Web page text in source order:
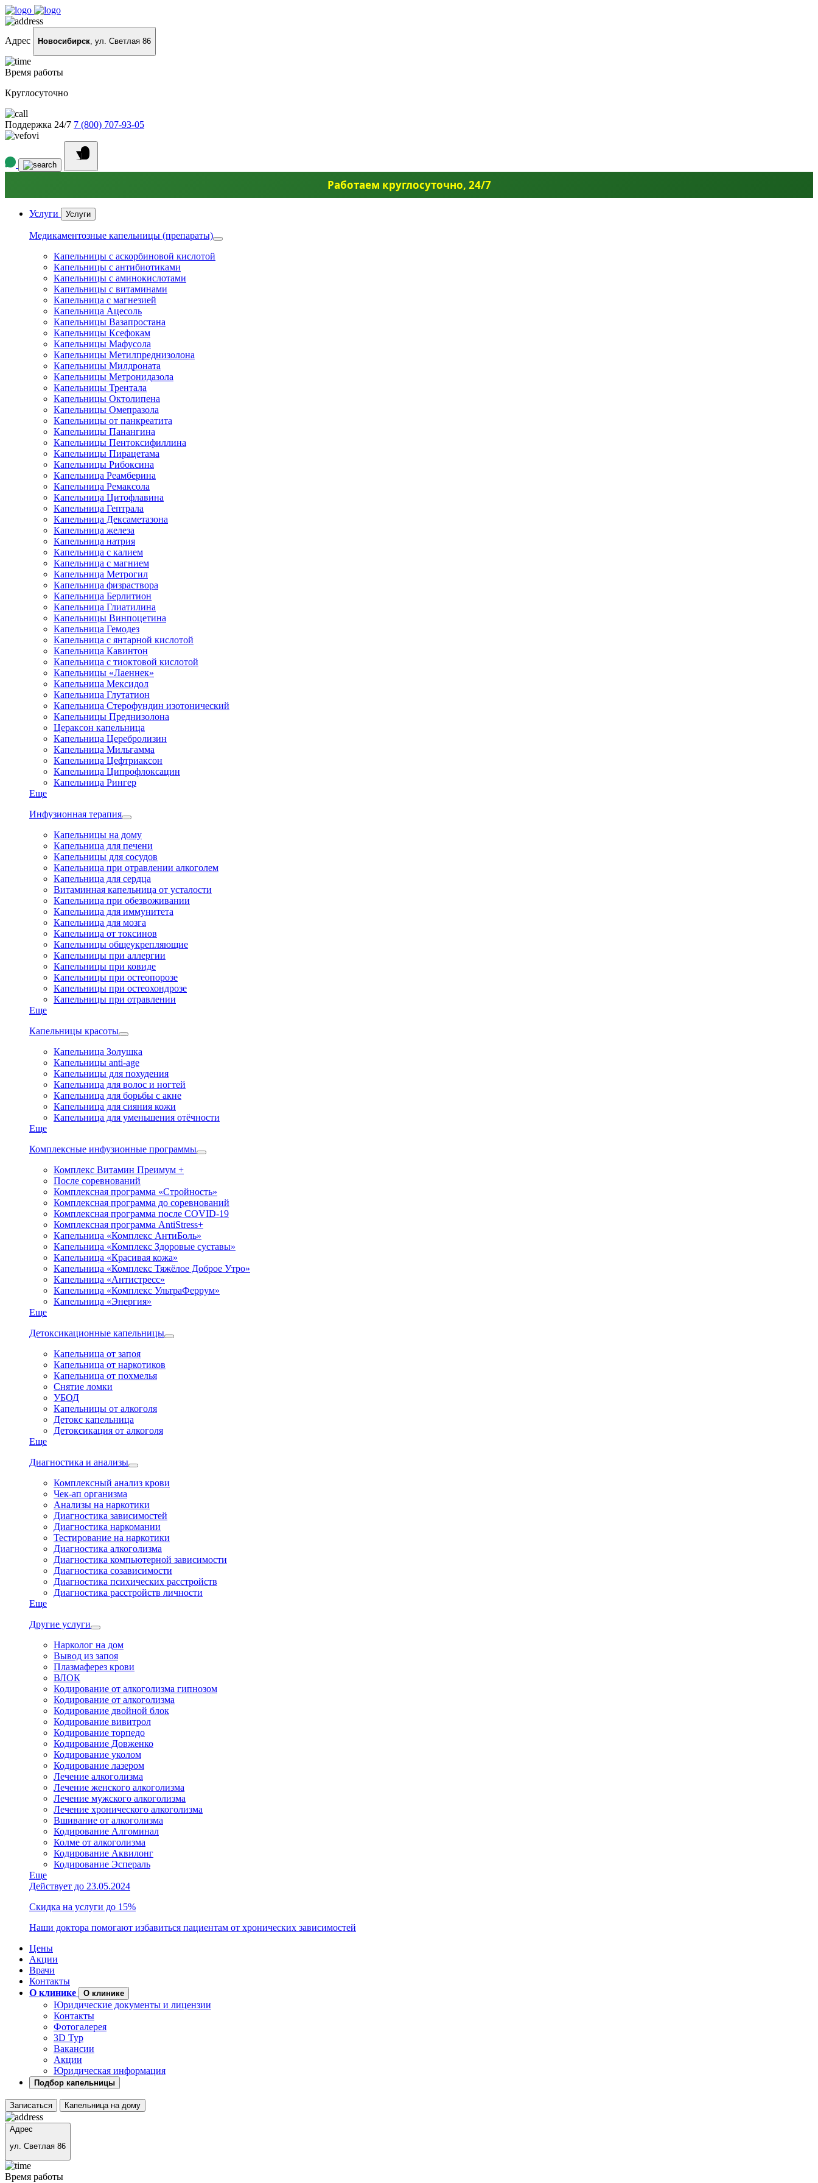
Адрес Новосибирск, ул. Светлая 86
Время работы
Круглосуточно
Поддержка 24/7 7 (800) 707-93-05
Работаем круглосуточно, 24/7
Услуги Услуги
Медикаментозные капельницы (препараты)
Капельницы с аскорбиновой кислотой
Капельницы с антибиотиками
Капельницы с аминокислотами
Капельницы с витаминами
Капельница с магнезией
Капельница Ацесоль
Капельницы Вазапростана
Капельницы Ксефокам
Капельницы Мафусола
Капельницы Метилпреднизолона
Капельницы Милдроната
Капельницы Метронидазола
Капельницы Трентала
Капельницы Октолипена
Капельницы Омепразола
Капельницы от панкреатита
Капельницы Панангина
Капельницы Пентоксифиллина
Капельницы Пирацетама
Капельницы Рибоксина
Капельница Реамберина
Капельница Ремаксола
Капельница Цитофлавина
Капельница Гептрала
Капельница Дексаметазона
Капельница железа
Капельница натрия
Капельница с калием
Капельница с магнием
Капельница Метрогил
Капельница физраствора
Капельница Берлитион
Капельница Глиатилина
Капельницы Винпоцетина
Капельница Гемодез
Капельница с янтарной кислотой
Капельница Кавинтон
Капельница с тиоктовой кислотой
Капельницы «Лаеннек»
Капельница Мексидол
Капельница Глутатион
Капельница Стерофундин изотонический
Капельницы Преднизолона
Цераксон капельница
Капельница Церебролизин
Капельница Мильгамма
Капельница Цефтриаксон
Капельница Ципрофлоксацин
Капельница Рингер
Еще
Инфузионная терапия
Капельницы на дому
Капельница для печени
Капельницы для сосудов
Капельница при отравлении алкоголем
Капельница для сердца
Витаминная капельница от усталости
Капельница при обезвоживании
Капельница для иммунитета
Капельница для мозга
Капельница от токсинов
Капельницы общеукрепляющие
Капельницы при аллергии
Капельницы при ковиде
Капельницы при остеопорозе
Капельницы при остеохондрозе
Капельницы при отравлении
Еще
Капельницы красоты
Капельница Золушка
Капельницы anti-age
Капельницы для похудения
Капельница для волос и ногтей
Капельница для борьбы с акне
Капельница для сияния кожи
Капельница для уменьшения отёчности
Еще
Комплексные инфузионные программы
Комплекс Витамин Преимум +
После соревнований
Комплексная программа «Стройность»
Комплексная программа до соревнований
Комплексная программа после COVID-19
Комплексная программа AntiStress+
Капельница «Комплекс АнтиБоль»
Капельница «Комплекс Здоровые суставы»
Капельница «Красивая кожа»
Капельница «Комплекс Тяжёлое Доброе Утро»
Капельница «Антистресс»
Капельница «Комплекс УльтраФеррум»
Капельница «Энергия»
Еще
Детоксикационные капельницы
Капельница от запоя
Капельница от наркотиков
Капельница от похмелья
Снятие ломки
УБОД
Капельницы от алкоголя
Детокс капельница
Детоксикация от алкоголя
Еще
Диагностика и анализы
Комплексный анализ крови
Чек-ап организма
Анализы на наркотики
Диагностика зависимостей
Диагностика наркомании
Тестирование на наркотики
Диагностика алкоголизма
Диагностика компьютерной зависимости
Диагностика созависимости
Диагностика психических расстройств
Диагностика расстройств личности
Еще
Другие услуги
Нарколог на дом
Вывод из запоя
Плазмаферез крови
ВЛОК
Кодирование от алкоголизма гипнозом
Кодирование от алкоголизма
Кодирование двойной блок
Кодирование вивитрол
Кодирование торпедо
Кодирование Довженко
Кодирование уколом
Кодирование лазером
Лечение алкоголизма
Лечение женского алкоголизма
Лечение мужского алкоголизма
Лечение хронического алкоголизма
Вшивание от алкоголизма
Кодирование Алгоминал
Колме от алкоголизма
Кодирование Аквилонг
Кодирование Эспераль
Еще
Действует до 23.05.2024
Скидка на услуги до 15%
Наши доктора помогают избавиться пациентам от хронических зависимостей
Цены
Акции
Врачи
Контакты
О клинике
О клинике
Юридические документы и лицензии
Контакты
Фотогалерея
3D Тур
Вакансии
Акции
Юридическая информация
Подбор капельницы
Записаться Капельница на дому
Адрес
ул. Светлая 86
Время работы